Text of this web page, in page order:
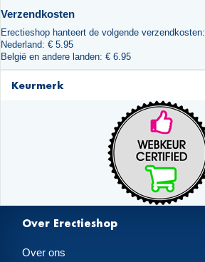
Verzendkosten
Erectieshop hanteert de volgende verzendkosten:
Nederland: € 5.95
België en andere landen: € 6.95
Keurmerk
Over Erectieshop
Over ons